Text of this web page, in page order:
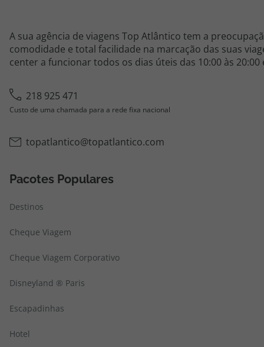
A sua agência de viagens Top Atlântico tem a
comodidade e total facilidade na marcação das suas
center a funcionar todos os dias úteis das 10:00 às 20:00
218 925 471
Custo de uma chamada para a rede fixa nacional
topatlantico@topatlantico.com
Pacotes Populares
Destinos
Cheque Viagem
Cheque Viagem Corporativo
Disneyland ® Paris
Escapadinhas
Hotel